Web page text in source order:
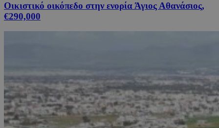
Οικιστικό οικόπεδο στην ενορία Άγιος Αθανάσιος,
€290,000